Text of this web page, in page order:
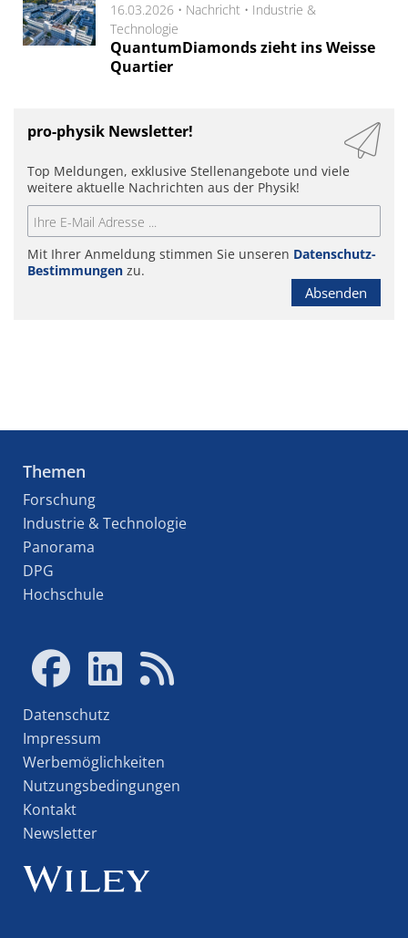
16.03.2026 • Nachricht • Industrie &
Technologie
QuantumDiamonds zieht ins Weisse
Quartier
pro-physik Newsletter!
Top Meldungen, exklusive Stellenangebote und viele
weitere aktuelle Nachrichten aus der Physik!
Mit Ihrer Anmeldung stimmen Sie unseren Datenschutz-
Bestimmungen zu.
Absenden
Themen
Forschung
Industrie & Technologie
Panorama
DPG
Hochschule
Datenschutz
Impressum
Werbemöglichkeiten
Nutzungsbedingungen
Kontakt
Newsletter